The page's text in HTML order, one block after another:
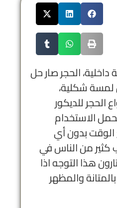
الحجر صار حل
شكلية،
الحجر للديكور
الاستخدام
بدون أي
كثير من الناس في
هذا التوجه اذا
والمظهر